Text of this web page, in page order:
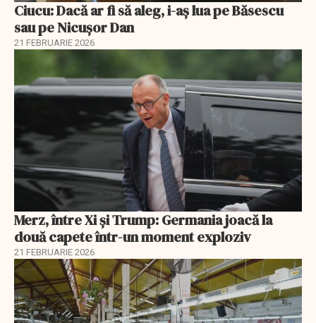
Ciucu: Dacă ar fi să aleg, i-aș lua pe Băsescu
sau pe Nicușor Dan
21 FEBRUARIE 2026
Merz, între Xi și Trump: Germania joacă la
două capete într-un moment exploziv
21 FEBRUARIE 2026